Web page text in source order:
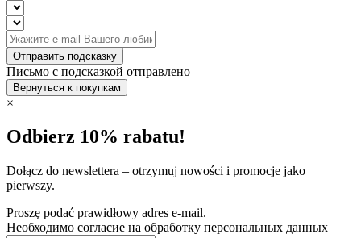
Отправить подсказку
Письмо с подсказкой отправлено
Вернуться к покупкам
×
Odbierz 10% rabatu!
Dołącz do newslettera – otrzymuj nowości i promocje jako
pierwszy.
Proszę podać prawidłowy adres e-mail.
Необходимо согласие на обработку персональных данных